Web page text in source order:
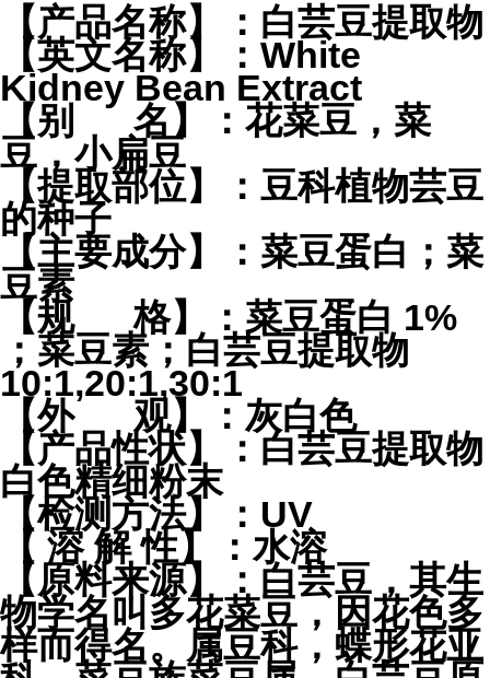
【产品名称】：白芸豆提取物
【英文名称】：White
Kidney Bean Extract
【别 名】：花菜豆，菜
豆，小扁豆
【提取部位】：豆科植物芸豆
的种子
【主要成分】：菜豆蛋白；菜
豆素
【规 格】：菜豆蛋白 1%
；菜豆素；白芸豆提取物
10:1,20:1,30:1
【外 观】：灰白色
【产品性状】：白芸豆提取物
白色精细粉末
【检测方法】：UV
【 溶 解 性】：水溶
【原料来源】：白芸豆，其生
物学名叫多花菜豆，因花色多
样而得名。属豆科，蝶形花亚